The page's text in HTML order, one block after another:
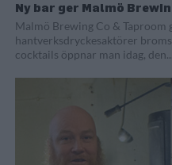
Ny bar ger Malmö
Malmö Brewing Co & Taproom
hantverksdryckesaktörer
cocktails öppnar man idag, den...